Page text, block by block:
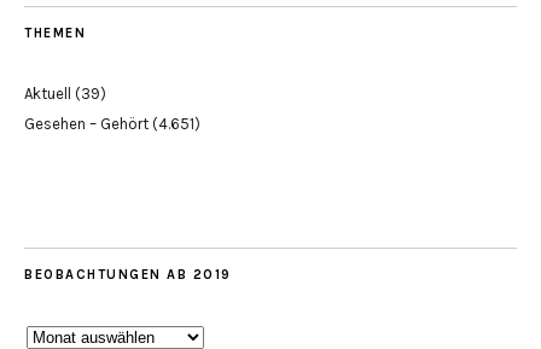
THEMEN
Aktuell (39)
Gesehen – Gehört (4.651)
BEOBACHTUNGEN AB 2019
Beobachtungen